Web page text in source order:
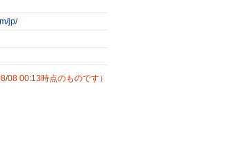
jp/
08 00:13時点のものです）